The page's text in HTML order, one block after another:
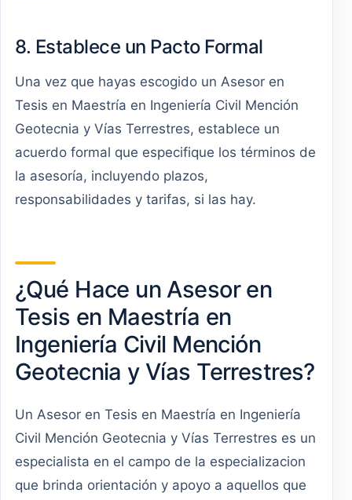
8. Establece un Pacto Formal
Una vez que hayas escogido un Asesor en
Tesis en Maestría en Ingeniería Civil Mención
Geotecnia y Vías Terrestres, establece un
acuerdo formal que especifique los términos de
la asesoría, incluyendo plazos,
responsabilidades y tarifas, si las hay.
¿Qué Hace un Asesor en
Tesis en Maestría en
Ingeniería Civil Mención
Geotecnia y Vías Terrestres?
Un Asesor en Tesis en Maestría en Ingeniería
Civil Mención Geotecnia y Vías Terrestres es un
especialista en el campo de la especializacion
que brinda orientación y apoyo a aquellos que